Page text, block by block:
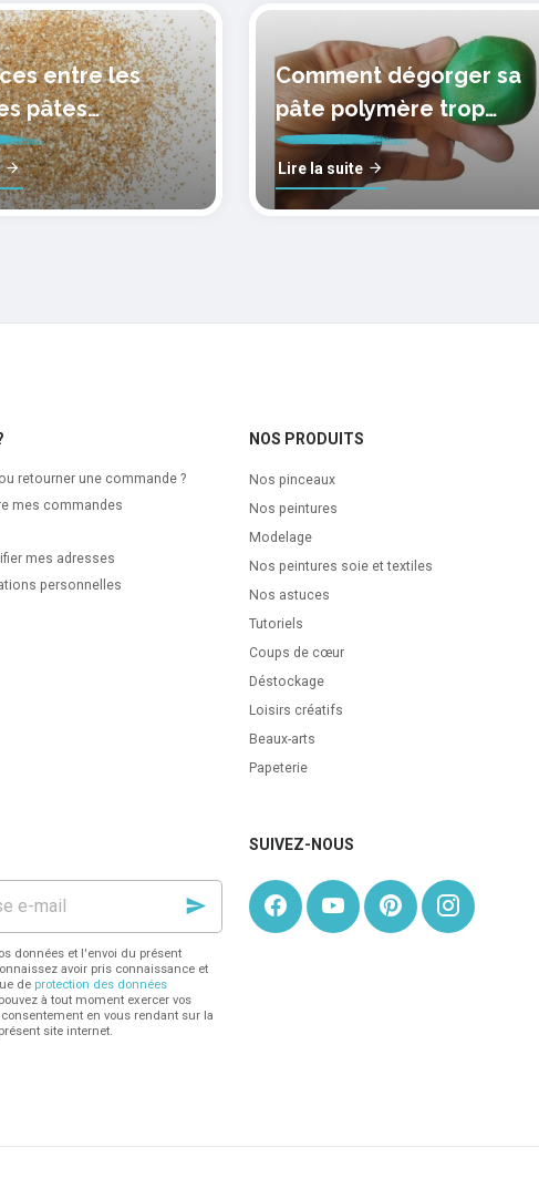
entre les
cernit
Comment dégorger sa
pâte polymère trop
molle?
Lire la suite
retourner une commande ?
mes commandes
mes adresses
personnelles
NOS PRODUITS
Nos pinceaux
Nos peintures
Modelage
Nos peintures soie et textiles
Nos astuces
Tutoriels
Coups de cœur
Déstockage
Loisirs créatifs
Beaux-arts
Papeterie
données et l'envoi du présent
avoir pris connaissance et
de protection des données
pouvez à tout moment exercer vos
en vous rendant sur la
site internet.
SUIVEZ-NOUS